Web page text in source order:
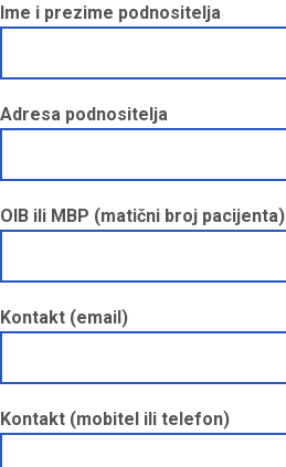
Ime i prezime podnositelja
Adresa podnositelja
OIB ili MBP (matični broj pacijenta)
Kontakt (email)
Kontakt (mobitel ili telefon)